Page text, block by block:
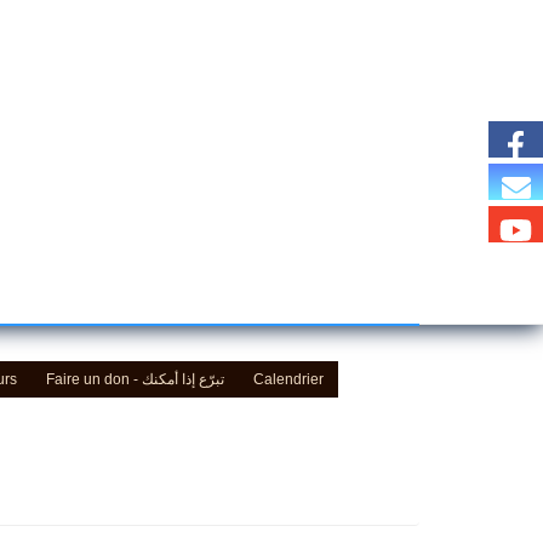
Faire un don - تبرّع إذا أمكنك Calendrier